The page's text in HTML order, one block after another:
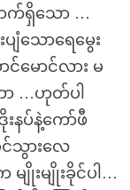
က်ရှိသော …
သောရေမွေး
မောင်လား မ
…ဟုတ်ပါ
နပ်နဲ့ကော်ဖီ
သွားလေ
ျိုးမျိုးခိုင်ပါ…